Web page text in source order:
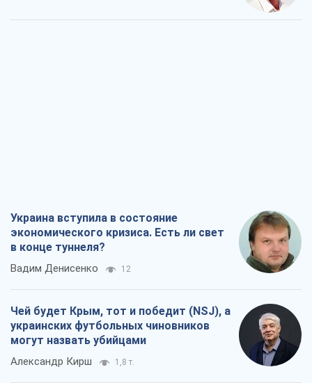
Украина вступила в состояние
экономического кризиса. Есть ли свет
в конце туннеля?
Вадим Денисенко 12
Чей будет Крым, тот и победит (NSJ), а
украинских футбольных чиновников
могут назвать убийцами
Александр Кирш 1,8 т.